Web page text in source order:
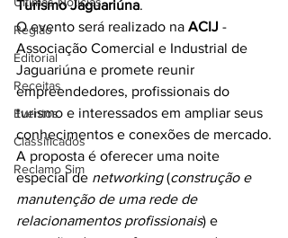
Região
Editorial
Receitas
Eventos
Classificados
Reclamo Sim
Turismo Jaguariúna.
O evento será realizado na ACIJ -
Associação Comercial e Industrial de
Jaguariúna e promete reunir
empreendedores, profissionais do
turismo e interessados em ampliar seus
conhecimentos e conexões de mercado.
A proposta é oferecer uma noite
especial de networking (construção e
manutenção de uma rede de
relacionamentos profissionais) e